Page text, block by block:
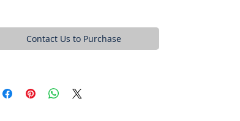
Contact Us to Purchase